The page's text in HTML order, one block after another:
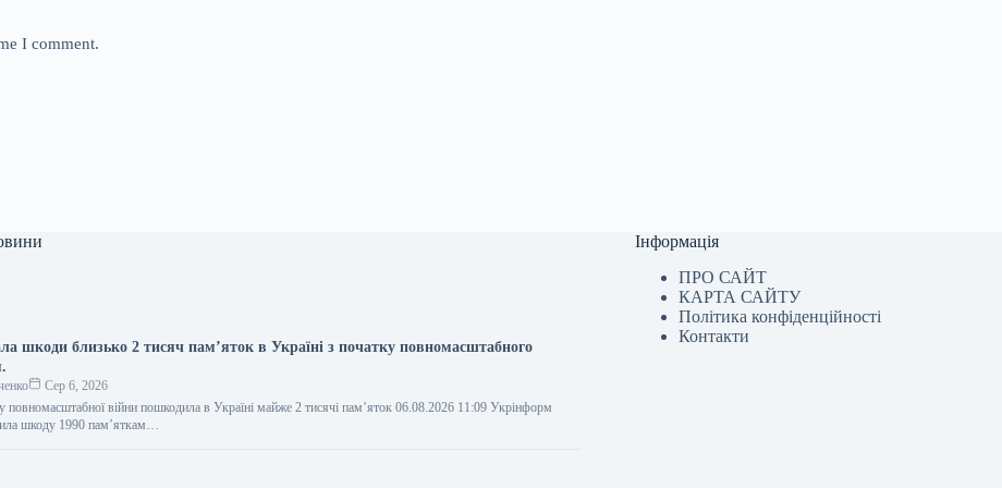
I comment.
шкоди близько 2 тисяч пам’яток в Україні з початку повномасштабного
Сер 6, 2026
повномасштабної війни пошкодила в Україні майже 2 тисячі пам’яток 06.08.2026 11:09 Укрінформ
шкоду 1990 пам’яткам…
Інформація
ПРО САЙТ
КАРТА САЙТУ
Політика конфіденційності
Контакти